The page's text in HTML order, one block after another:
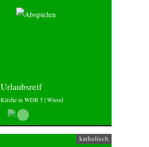
Urlaubsreif
Kirche in WDR 5 | Wiesel
katholisch